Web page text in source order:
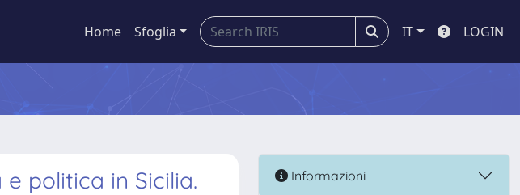
Home Sfoglia IT LOGIN
politica in Sicilia. Informazioni